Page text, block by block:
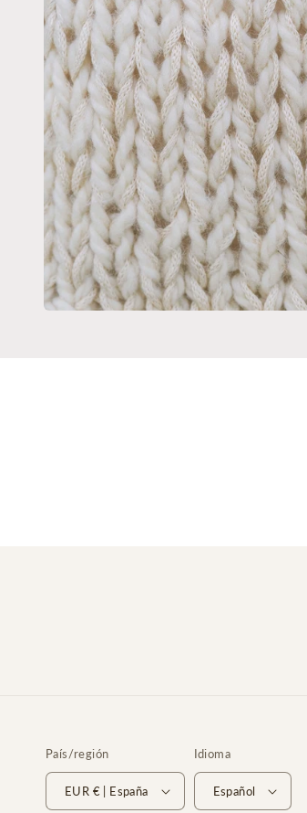
País/región
EUR € | España
Idioma
Español